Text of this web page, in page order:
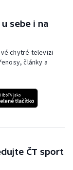
sebe i na
chytré televizi
články a
ČT sport